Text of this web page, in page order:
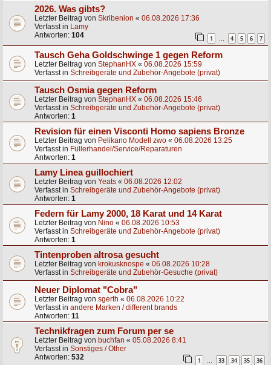
2026. Was gibts?
Letzter Beitrag von Skribenion « 06.08.2026 17:36
Verfasst in Lamy
Antworten: 104 1 … 4 5 6 7
Tausch Geha Goldschwinge 1 gegen Reform
Letzter Beitrag von StephanHX « 06.08.2026 15:59
Verfasst in Schreibgeräte und Zubehör-Angebote (privat)
Tausch Osmia gegen Reform
Letzter Beitrag von StephanHX « 06.08.2026 15:46
Verfasst in Schreibgeräte und Zubehör-Angebote (privat)
Antworten: 1
Revision für einen Visconti Homo sapiens Bronze
Letzter Beitrag von Pelikano Modell zwo « 06.08.2026 13:25
Verfasst in Füllerhandel/Service/Reparaturen
Antworten: 1
Lamy Linea guillochiert
Letzter Beitrag von Yeats « 06.08.2026 12:02
Verfasst in Schreibgeräte und Zubehör-Angebote (privat)
Antworten: 1
Federn für Lamy 2000, 18 Karat und 14 Karat
Letzter Beitrag von Nino « 06.08.2026 10:53
Verfasst in Schreibgeräte und Zubehör-Angebote (privat)
Antworten: 1
Tintenproben altrosa gesucht
Letzter Beitrag von krokusknospe « 06.08.2026 10:28
Verfasst in Schreibgeräte und Zubehör-Gesuche (privat)
Neuer Diplomat "Cobra"
Letzter Beitrag von sgerth « 06.08.2026 10:22
Verfasst in andere Marken / different brands
Antworten: 11
Technikfragen zum Forum per se
Letzter Beitrag von buchfan « 05.08.2026 8:41
Verfasst in Sonstiges / Other
Antworten: 532 1 … 33 34 35 36